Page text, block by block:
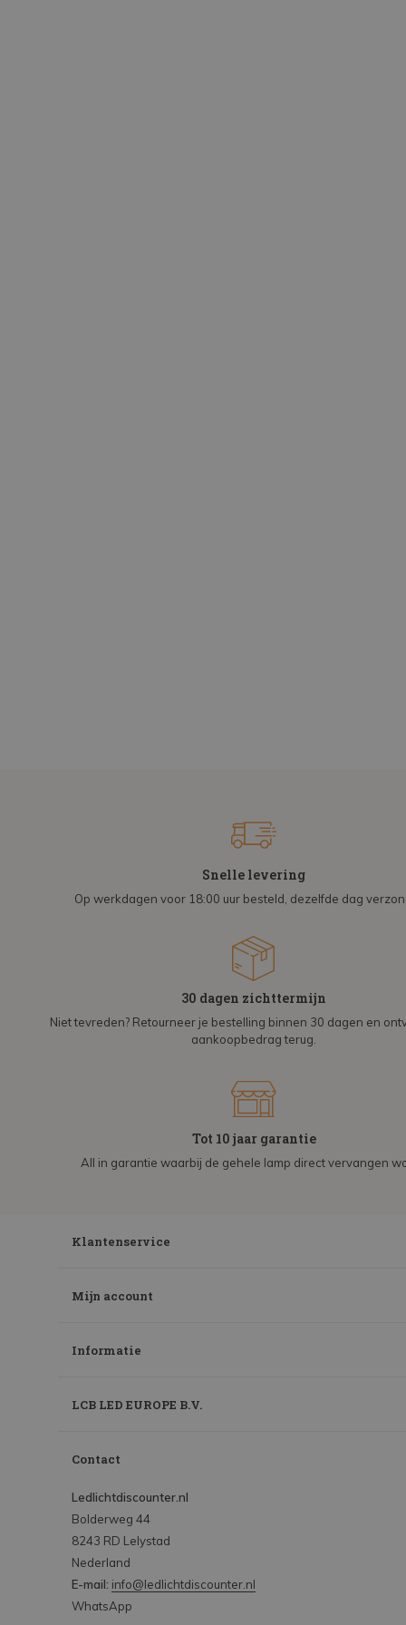
Snelle levering
Op werkdagen voor 18:00 uur besteld, dezelfde dag
30 dagen zichttermijn
Niet tevreden? Retourneer je bestelling binnen 30 dagen en
aankoopbedrag terug.
Tot 10 jaar garantie
All in garantie waarbij de gehele lamp direct vervangen
Klantenservice
Mijn account
Informatie
LCB LED EUROPE B.V.
Contact
Ledlichtdiscounter.nl
Bolderweg 44
8243 RD Lelystad
Nederland
E-mail: info@ledlichtdiscounter.nl
WhatsApp